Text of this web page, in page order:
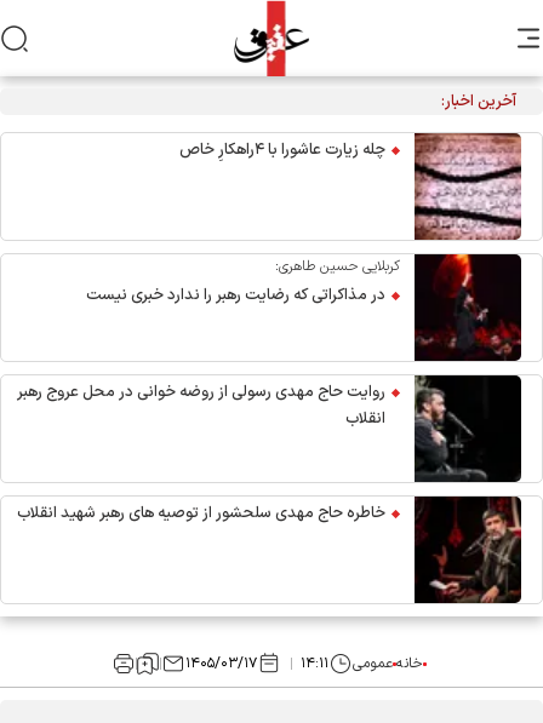
آخرین اخبار: تکذیب نقل قول منتسب به رهبر انقلاب از سوی دفتر معظم‌له
چله زیارت عاشورا با ۴راهکارِ خاص
کربلایی حسین طاهری:
در مذاکراتی که رضایت رهبر را ندارد خبری نیست
روایت حاج مهدی رسولی از روضه خوانی در محل عروج رهبر
انقلاب
خاطره حاج مهدی سلحشور از توصیه های رهبر شهید انقلاب
خانهعمومی ۱۴:۱۱ ۱۴۰۵/۰۳/۱۷